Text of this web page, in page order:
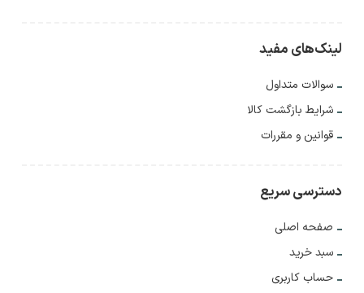
لینک‌های مفید
سوالات متداول
شرایط بازگشت کالا
قوانین و مقررات
دسترسی سریع
صفحه اصلی
سبد خرید
حساب کاربری